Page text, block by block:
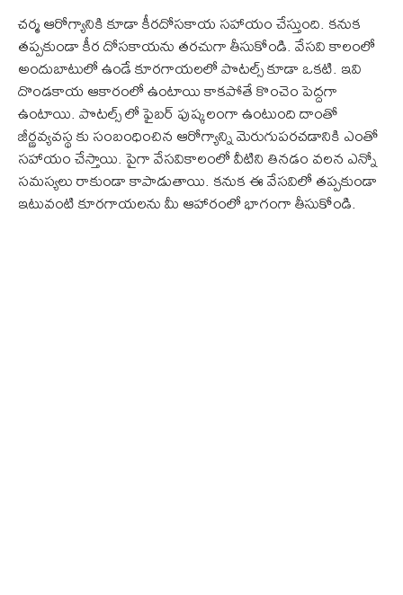
చర్మ ఆరోగ్యానికి కూడా కీరదోసకాయ సహాయం చేస్తుంది. కనుక
తప్పకుండా కీర దోసకాయను తరచుగా తీసుకోండి. వేసవి కాలంలో
అందుబాటులో ఉండే కూరగాయలలో పొటల్స్ కూడా ఒకటి. ఇవి
దొండకాయ ఆకారంలో ఉంటాయి కాకపోతే కొంచెం పెద్దగా
ఉంటాయి. పొటల్స్ లో ఫైబర్ పుష్కలంగా ఉంటుంది దాంతో
జీర్ణవ్యవస్థ కు సంబంధించిన ఆరోగ్యాన్ని మెరుగుపరచడానికి ఎంతో
సహాయం చేస్తాయి. పైగా వేసవికాలంలో వీటిని తినడం వలన ఎన్నో
సమస్యలు రాకుండా కాపాడుతాయి. కనుక ఈ వేసవిలో తప్పకుండా
ఇటువంటి కూరగాయలను మీ ఆహారంలో భాగంగా తీసుకోండి.